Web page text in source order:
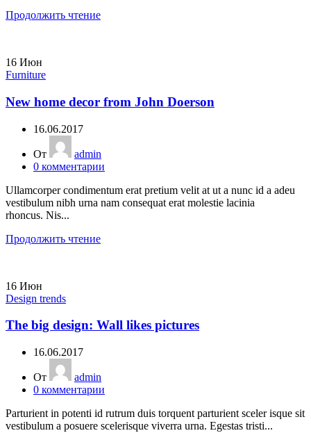
Продолжить чтение
16 Июн
Furniture
New home decor from John Doerson
16.06.2017
От
admin
0 комментарии
Ullamcorper condimentum erat pretium velit at ut a nunc id a adeu
vestibulum nibh urna nam consequat erat molestie lacinia
rhoncus. Nis...
Продолжить чтение
16 Июн
Design trends
The big design: Wall likes pictures
16.06.2017
От
admin
0 комментарии
Parturient in potenti id rutrum duis torquent parturient sceler isque sit
vestibulum a posuere scelerisque viverra urna. Egestas tristi...